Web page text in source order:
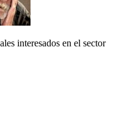
interesados en el sector